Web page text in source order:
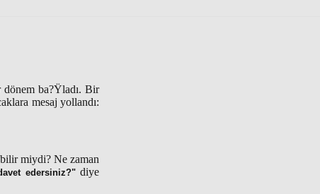
dönem ba?Ÿladı. Bir
mesaj yollandı:
miydi? Ne zaman
edersiniz?"diye